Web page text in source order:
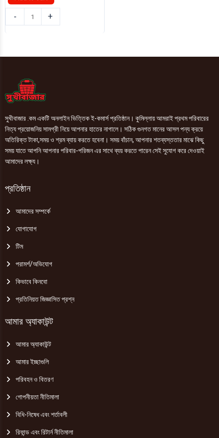
-
সরিষার
তেল
quantity
+
সুখীবাজার .কম একটি অনলাইন ভিত্তিক ই-কমার্স প্রতিষ্ঠান। কুমিল্লায় আমরাই প্রথম পরিবারের
নিত্য প্রয়োজনিয় সামগ্রী নিয়ে আপনার হাতের নাগালে। সঠিক গুনগত মানের আসল পন্য ক্রয়ে
অতিরিক্ত টাকা,সময় ও শ্রম ব্যায় করতে হবেনা। সময় বাঁচান, আপনার শতব্যস্ততার মাঝে কিছু
সময় যাতে আপনি আপনার পরিবার-পরিজন এর সাথে ব্যয় করতে পারেন সেই সুযোগ করে দেওয়াই
আমাদের লক্ষ্য।
প্রতিষ্ঠান
আমাদের সম্পর্কে
যোগাযোগ
টিম
পরামর্শ/অভিযোগ
কিভাবে কিনবো
প্রতিনিয়ত জিজ্ঞাসিত প্রশ্ন
আমার অ্যাকাউন্ট
আমার অ্যাকাউন্ট
আমার ইচ্ছাগুলি
পরিবহন ও বিতরণ
গোপনীয়তা নীতিমালা
বিধি-নিষেধ এবং শর্তাবলী
রিফান্ড এবং রিটার্ন নীতিমালা